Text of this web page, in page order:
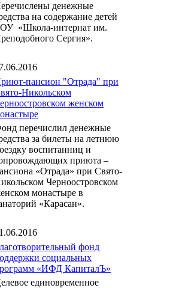
денежные
на содержание детей
«Школа-интернат им.
Сергия».
пансион "Отрада" при
Никольском
женском
перечислил денежные
за билеты на летнюю
воспитанниц и
приюта –
«Отрада» при Свято-
Черноостровском
монастыре в
«Карасан».
фонд
социальных
«ИФД КапиталЪ»
единовременное